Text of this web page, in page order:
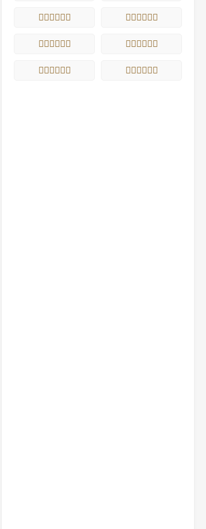
𡆧的康熙字典 𡆨的康熙字典
𡆩的康熙字典 𡆪的康熙字典
𡆮的康熙字典 𡆯的康熙字典